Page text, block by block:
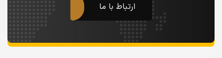
ارتباط با ما